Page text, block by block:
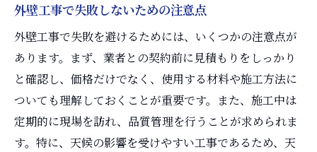
外壁工事で失敗しないための注意点
外壁工事で失敗を避けるためには、いくつかの注意点が
あります。まず、業者との契約前に見積もりをしっかり
と確認し、価格だけでなく、使用する材料や施工方法に
ついても理解しておくことが重要です。また、施工中は
定期的に現場を訪れ、品質管理を行うことが求められま
す。特に、天候の影響を受けやすい工事であるため、天